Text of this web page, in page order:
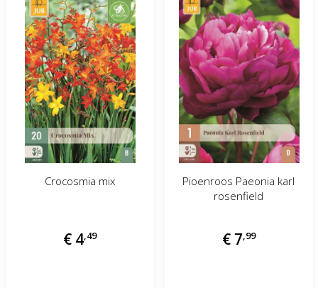
Crocosmia mix
€ 4 49
Pioenroos Paeonia karl
rosenfield
€ 7 99